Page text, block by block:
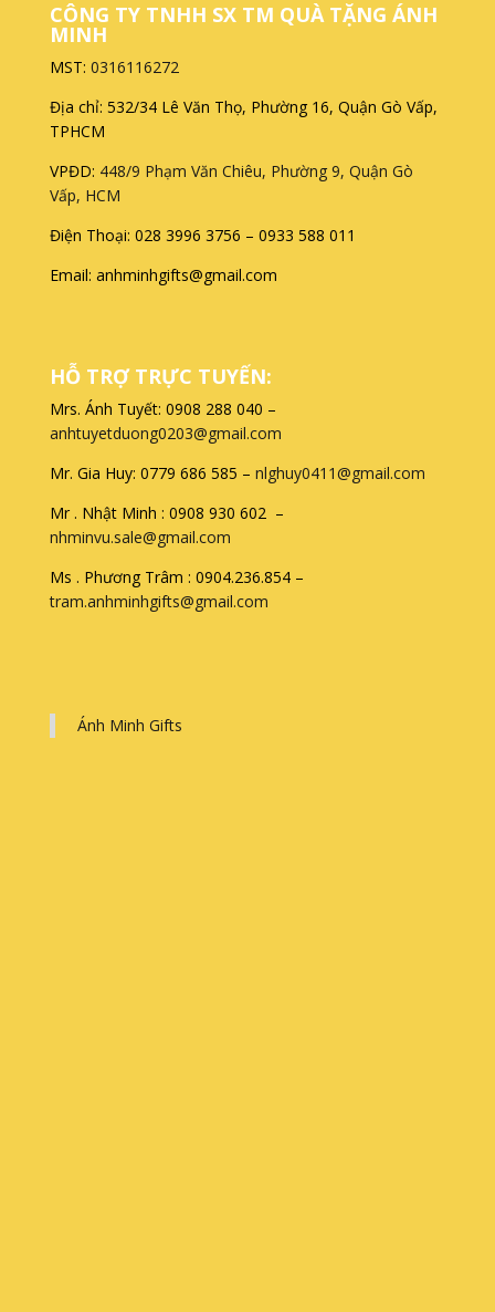
CÔNG TY TNHH SX TM QUÀ TẶNG ÁNH
MINH
MST: 0316116272
Địa chỉ: 532/34 Lê Văn Thọ, Phường 16, Quận Gò Vấp,
TPHCM
VPĐD: 448/9 Phạm Văn Chiêu, Phường 9, Quận Gò
Vấp, HCM
Điện Thoại: 028 3996 3756 – 0933 588 011
Email: anhminhgifts@gmail.com
HỖ TRỢ TRỰC TUYẾN:
Mrs. Ánh Tuyết: 0908 288 040 –
anhtuyetduong0203@gmail.com
Mr. Gia Huy: 0779 686 585 – nlghuy0411@gmail.com
Mr . Nhật Minh : 0908 930 602 –
nhminvu.sale@gmail.com
Ms . Phương Trâm : 0904.236.854 –
tram.anhminhgifts@gmail.com
Ánh Minh Gifts